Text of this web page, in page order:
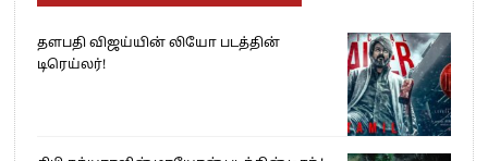
தளபதி விஜய்யின் லியோ படத்தின்
டிரெய்லர்!